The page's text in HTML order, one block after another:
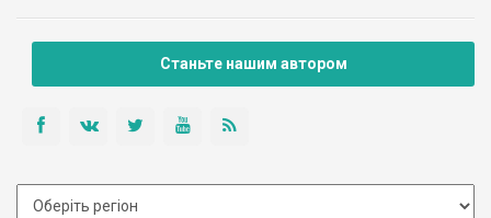
Станьте нашим автором